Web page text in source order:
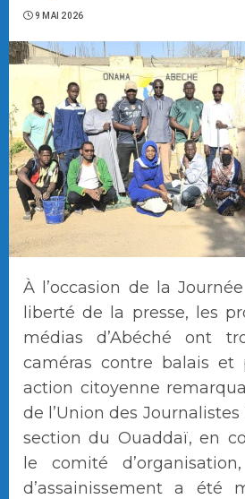
9 MAI 2026
À l’occasion de la
liberté de la presse, les
médias d’Abéché ont
caméras contre balais et
action citoyenne
de l’Union des Journalistes
section du Ouaddaï, en
le comité
d’assainissement a été